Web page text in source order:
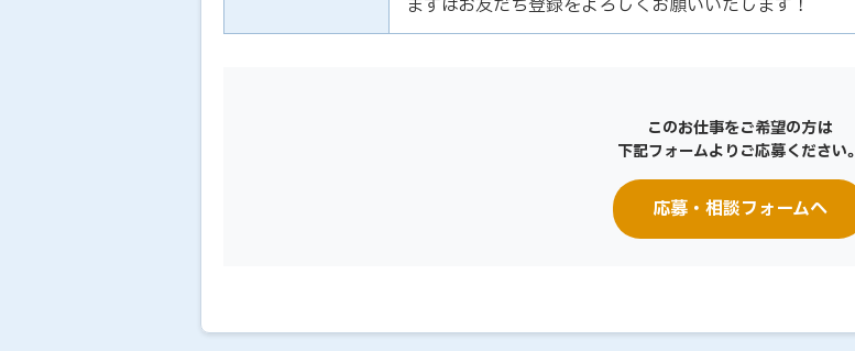
まずはお友だち登録をよろしくお願いいたします！
このお仕事をご希望の方は
下記フォームよりご応募ください。
応募・相談フォームへ